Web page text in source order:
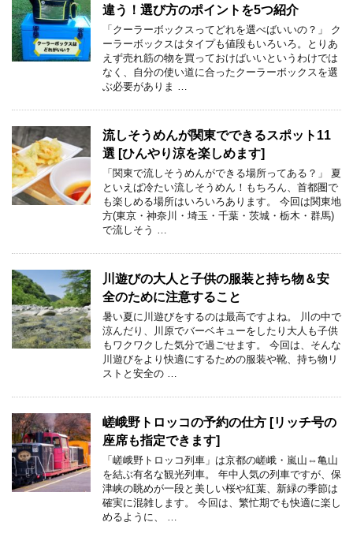
違う！選び方のポイントを5つ紹介
「クーラーボックスってどれを選べばいいの？」 ク
ーラーボックスはタイプも値段もいろいろ。とりあ
えず売れ筋の物を買っておけばいいというわけでは
なく、自分の使い道に合ったクーラーボックスを選
ぶ必要がありま …
流しそうめんが関東でできるスポット11
選 [ひんやり涼を楽しめます]
「関東で流しそうめんができる場所ってある？」 夏
といえば冷たい流しそうめん！もちろん、首都圏で
も楽しめる場所はいろいろあります。 今回は関東地
方(東京・神奈川・埼玉・千葉・茨城・栃木・群馬)
で流しそう …
川遊びの大人と子供の服装と持ち物＆安
全のために注意すること
暑い夏に川遊びをするのは最高ですよね。 川の中で
涼んだり、川原でバーベキューをしたり大人も子供
もワクワクした気分で過ごせます。 今回は、そんな
川遊びをより快適にするための服装や靴、持ち物リ
ストと安全の …
嵯峨野トロッコの予約の仕方 [リッチ号の
座席も指定できます]
「嵯峨野トロッコ列車」は京都の嵯峨・嵐山⇔亀山
を結ぶ有名な観光列車。 年中人気の列車ですが、保
津峡の眺めが一段と美しい桜や紅葉、新緑の季節は
確実に混雑します。 今回は、繁忙期でも快適に楽し
めるように、 …